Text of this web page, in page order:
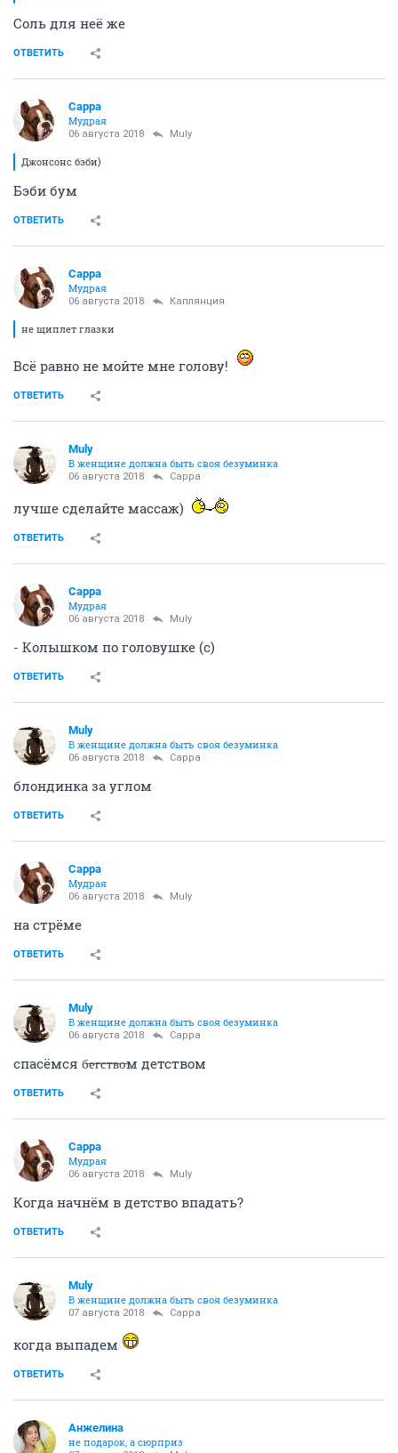
Соль для неё же
ОТВЕТИТЬ
Сарра
Мудрая
06 августа 2018 Muly
Джонсонс бэби)
Бэби бум
ОТВЕТИТЬ
Сарра
Мудрая
06 августа 2018 Каплянция
не щиплет глазки
Всё равно не мойте мне голову!
ОТВЕТИТЬ
Muly
В женщине должна быть своя безyминка
06 августа 2018 Сарра
лучше сделайте массаж)
ОТВЕТИТЬ
Сарра
Мудрая
06 августа 2018 Muly
- Колышком по головушке (с)
ОТВЕТИТЬ
Muly
В женщине должна быть своя безyминка
06 августа 2018 Сарра
блондинка за углом
ОТВЕТИТЬ
Сарра
Мудрая
06 августа 2018 Muly
на стрёме
ОТВЕТИТЬ
Muly
В женщине должна быть своя безyминка
06 августа 2018 Сарра
спасёмся б̶е̶г̶с̶т̶в̶о̶м детством
ОТВЕТИТЬ
Сарра
Мудрая
06 августа 2018 Muly
Когда начнём в детство впадать?
ОТВЕТИТЬ
Muly
В женщине должна быть своя безyминка
07 августа 2018 Сарра
когда выпадем
ОТВЕТИТЬ
Aнжелина
не подарок, а сюрприз